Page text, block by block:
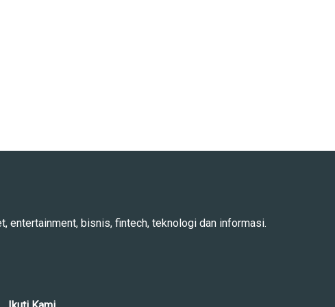
entertainment, bisnis, fintech, teknologi dan informasi.